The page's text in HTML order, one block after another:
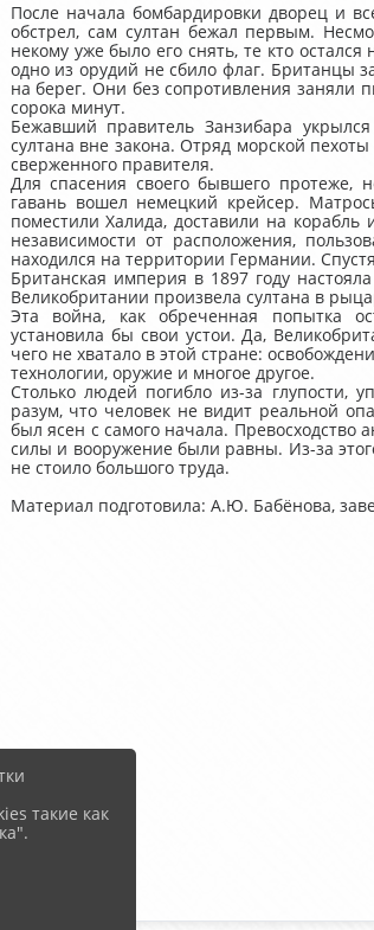
После начала бомбардировки дворец и
обстрел, сам султан бежал первым.
некому уже было его снять, те кто
одно из орудий не сбило флаг. Британцы
на берег. Они без сопротивления
сорока минут.
Бежавший правитель Занзибара
султана вне закона. Отряд морской
сверженного правителя.
Для спасения своего бывшего
гавань вошел немецкий крейсер.
поместили Халида, доставили на
независимости от расположения,
находился на территории Германии.
Британская империя в 1897 году
Великобритании произвела султана в
Эта война, как обреченная попытка
установила бы свои устои. Да,
чего не хватало в этой стране:
технологии, оружие и многое другое.
Столько людей погибло из-за глупости,
разум, что человек не видит реальной
был ясен с самого начала. Превосходство
силы и вооружение были равны. Из-за
не стоило большого труда.
Материал подготовила: А.Ю. Бабёнова,
такие как